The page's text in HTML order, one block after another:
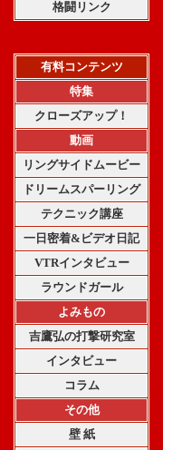
格闘リンク
有料コンテンツ
特集
クローズアップ！
動画
リングサイドムービー
ドリームスパーリング
テクニック講座
一日密着&ビデオ日記
VTRインタビュー
ラウンドガール
よみもの
吉鷹弘の打撃研究室
インタビュー
コラム
その他
壁 紙